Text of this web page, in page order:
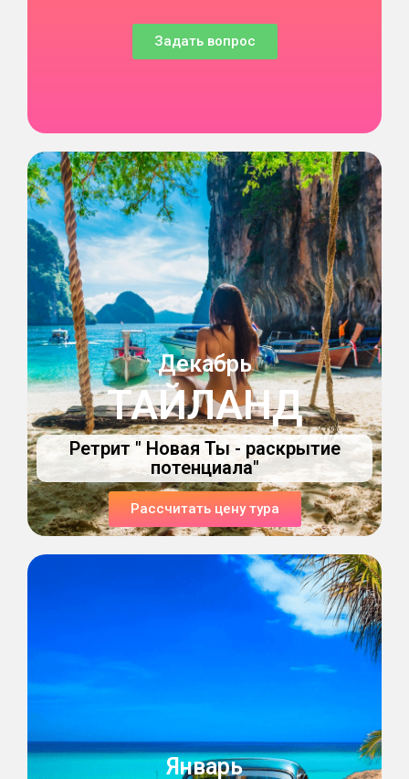
Задать вопрос
Декабрь
ТАЙЛАНД
Ретрит " Новая Ты - раскрытие
потенциала"
Рассчитать цену тура
Январь